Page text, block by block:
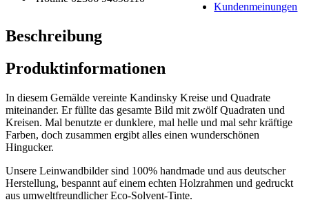
Kundenmeinungen
Beschreibung
Produktinformationen
In diesem Gemälde vereinte Kandinsky Kreise und Quadrate
miteinander. Er füllte das gesamte Bild mit zwölf Quadraten und
Kreisen. Mal benutzte er dunklere, mal helle und mal sehr kräftige
Farben, doch zusammen ergibt alles einen wunderschönen
Hingucker.
Unsere Leinwandbilder sind 100% handmade und aus deutscher
Herstellung, bespannt auf einem echten Holzrahmen und gedruckt
aus umweltfreundlicher Eco-Solvent-Tinte.